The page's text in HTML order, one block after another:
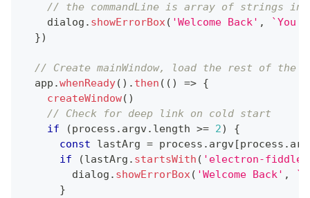
// the commandLine is array of strings
    dialog
. showErrorBox( 'Welcome Back' , `You
})
// Create mainWindow, load the rest of the
  app
.whenReady( ) . then ( ( ) => {
createWindow( )
// Check for deep link on cold start
if
(process . argv. length >= 2)
{
const lastArg = process . argv[process .
if
(lastArg . startsWith ( 'electron-
        dialog
. showErrorBox( 'Welcome Back' , `
}